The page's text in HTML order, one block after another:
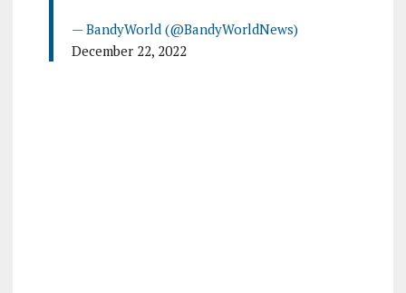
— BandyWorld (@BandyWorldNews)
December 22, 2022